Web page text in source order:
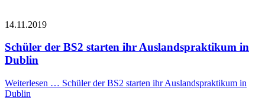
14.11.2019
Schüler der BS2 starten ihr Auslandspraktikum in
Dublin
Weiterlesen … Schüler der BS2 starten ihr Auslandspraktikum in
Dublin